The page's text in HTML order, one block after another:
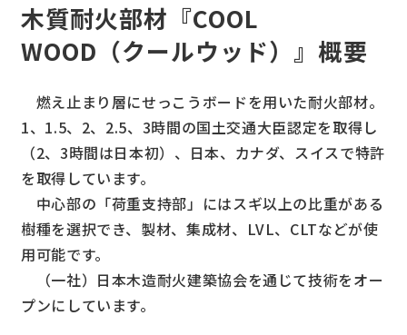
木質耐火部材『COOL
WOOD（クールウッド）』概要
燃え止まり層にせっこうボードを用いた耐火部材。
1、1.5、2、2.5、3時間の国土交通大臣認定を取得し
（2、3時間は日本初）、日本、カナダ、スイスで特許
を取得しています。
中心部の「荷重支持部」にはスギ以上の比重がある
樹種を選択でき、製材、集成材、LVL、CLTなどが使
用可能です。
（一社）日本木造耐火建築協会を通じて技術をオー
プンにしています。